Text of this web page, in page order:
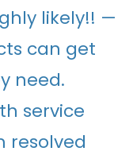
likely!! —
can get
need.
service
resolved